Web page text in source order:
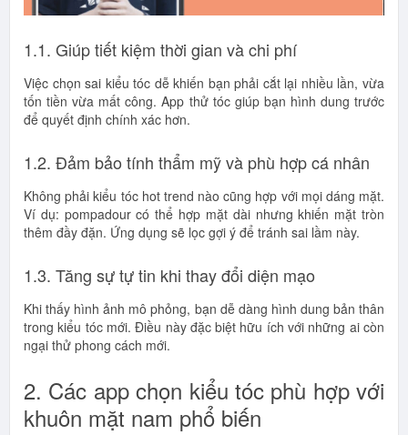
1.1. Giúp tiết kiệm thời gian và chi phí
Việc chọn sai kiểu tóc dễ khiến bạn phải cắt lại nhiều lần, vừa
tốn tiền vừa mất công. App thử tóc giúp bạn hình dung trước
để quyết định chính xác hơn.
1.2. Đảm bảo tính thẩm mỹ và phù hợp cá nhân
Không phải kiểu tóc hot trend nào cũng hợp với mọi dáng mặt.
Ví dụ: pompadour có thể hợp mặt dài nhưng khiến mặt tròn
thêm đầy đặn. Ứng dụng sẽ lọc gợi ý để tránh sai lầm này.
1.3. Tăng sự tự tin khi thay đổi diện mạo
Khi thấy hình ảnh mô phỏng, bạn dễ dàng hình dung bản thân
trong kiểu tóc mới. Điều này đặc biệt hữu ích với những ai còn
ngại thử phong cách mới.
2. Các app chọn kiểu tóc phù hợp với
khuôn mặt nam phổ biến